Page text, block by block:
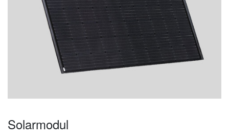
Solarmodul